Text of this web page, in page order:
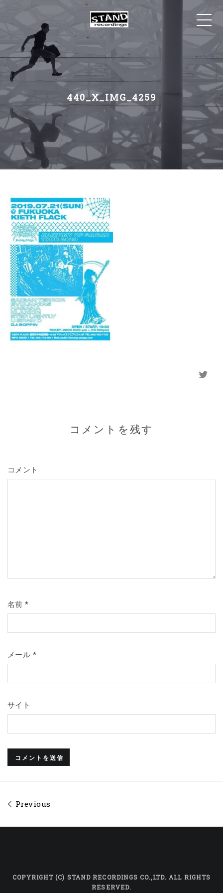
440_X_IMG_4259
コメントを残す
コメント
名前*
メール *
サイト
Previous
COPYRIGHT (C) STAND RECORDINGS CO.,LTD. ALL RIGHTS
RESERVED.